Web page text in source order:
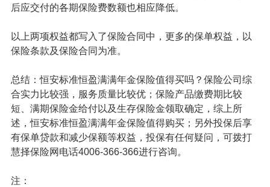
后应交付的各期保险费数额也相应降低。
以上两项权益都写入了保险合同中，更多的保单权益，以
保险条款及保险合同为准。
总结：恒安标准恒盈满满年金保险值得买吗？保险公司综
合实力比较强，服务质量比较优；保险产品缴费期比较
短、满期保险金给付以及生存保险金领取确定，综上所
述，恒安标准恒盈满满年金保险值得购买；另外投保后享
有保单贷款和减少保额等权益，投保有任何疑问，可拨打
慧择保险网电话4006-366-366进行咨询。
注：